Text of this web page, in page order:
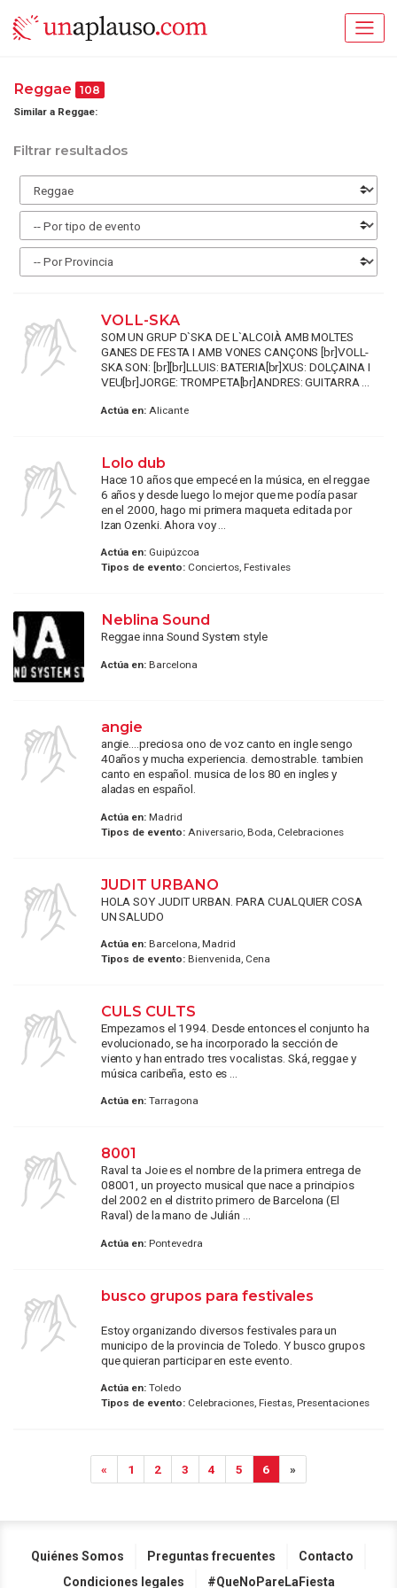
Reggae 108
Similar a Reggae:
Filtrar resultados
VOLL-SKA
SOM UN GRUP D`SKA DE L`ALCOIÀ AMB MOLTES
GANES DE FESTA I AMB VONES CANÇONS [br]VOLL-
SKA SON: [br][br]LLUIS: BATERIA[br]XUS: DOLÇAINA I
VEU[br]JORGE: TROMPETA[br]ANDRES: GUITARRA ...
Actúa en:Alicante
Lolo dub
Hace 10 años que empecé en la música, en el reggae
6 años y desde luego lo mejor que me podía pasar
en el 2000, hago mi primera maqueta editada por
Izan Ozenki. Ahora voy ...
Actúa en:Guipúzcoa
Tipos de evento:Conciertos, Festivales
Neblina Sound
Reggae inna Sound System style
Actúa en:Barcelona
angie
angie....preciosa ono de voz canto en ingle sengo
40años y mucha experiencia. demostrable. tambien
canto en español. musica de los 80 en ingles y
aladas en español.
Actúa en:Madrid
Tipos de evento:Aniversario, Boda, Celebraciones
JUDIT URBANO
HOLA SOY JUDIT URBAN. PARA CUALQUIER COSA
UN SALUDO
Actúa en:Barcelona, Madrid
Tipos de evento:Bienvenida, Cena
CULS CULTS
Empezamos el 1994. Desde entonces el conjunto ha
evolucionado, se ha incorporado la sección de
viento y han entrado tres vocalistas. Ská, reggae y
música caribeña, esto es ...
Actúa en:Tarragona
8001
Raval ta Joie es el nombre de la primera entrega de
08001, un proyecto musical que nace a principios
del 2002 en el distrito primero de Barcelona (El
Raval) de la mano de Julián ...
Actúa en:Pontevedra
busco grupos para festivales
Estoy organizando diversos festivales para un
municipo de la provincia de Toledo. Y busco grupos
que quieran participar en este evento.
Actúa en:Toledo
Tipos de evento:Celebraciones, Fiestas, Presentaciones
« 1 2 3 4 5 6 »
Quiénes Somos Preguntas frecuentes
Contacto
Condiciones legales
#QueNoPareLaFiesta